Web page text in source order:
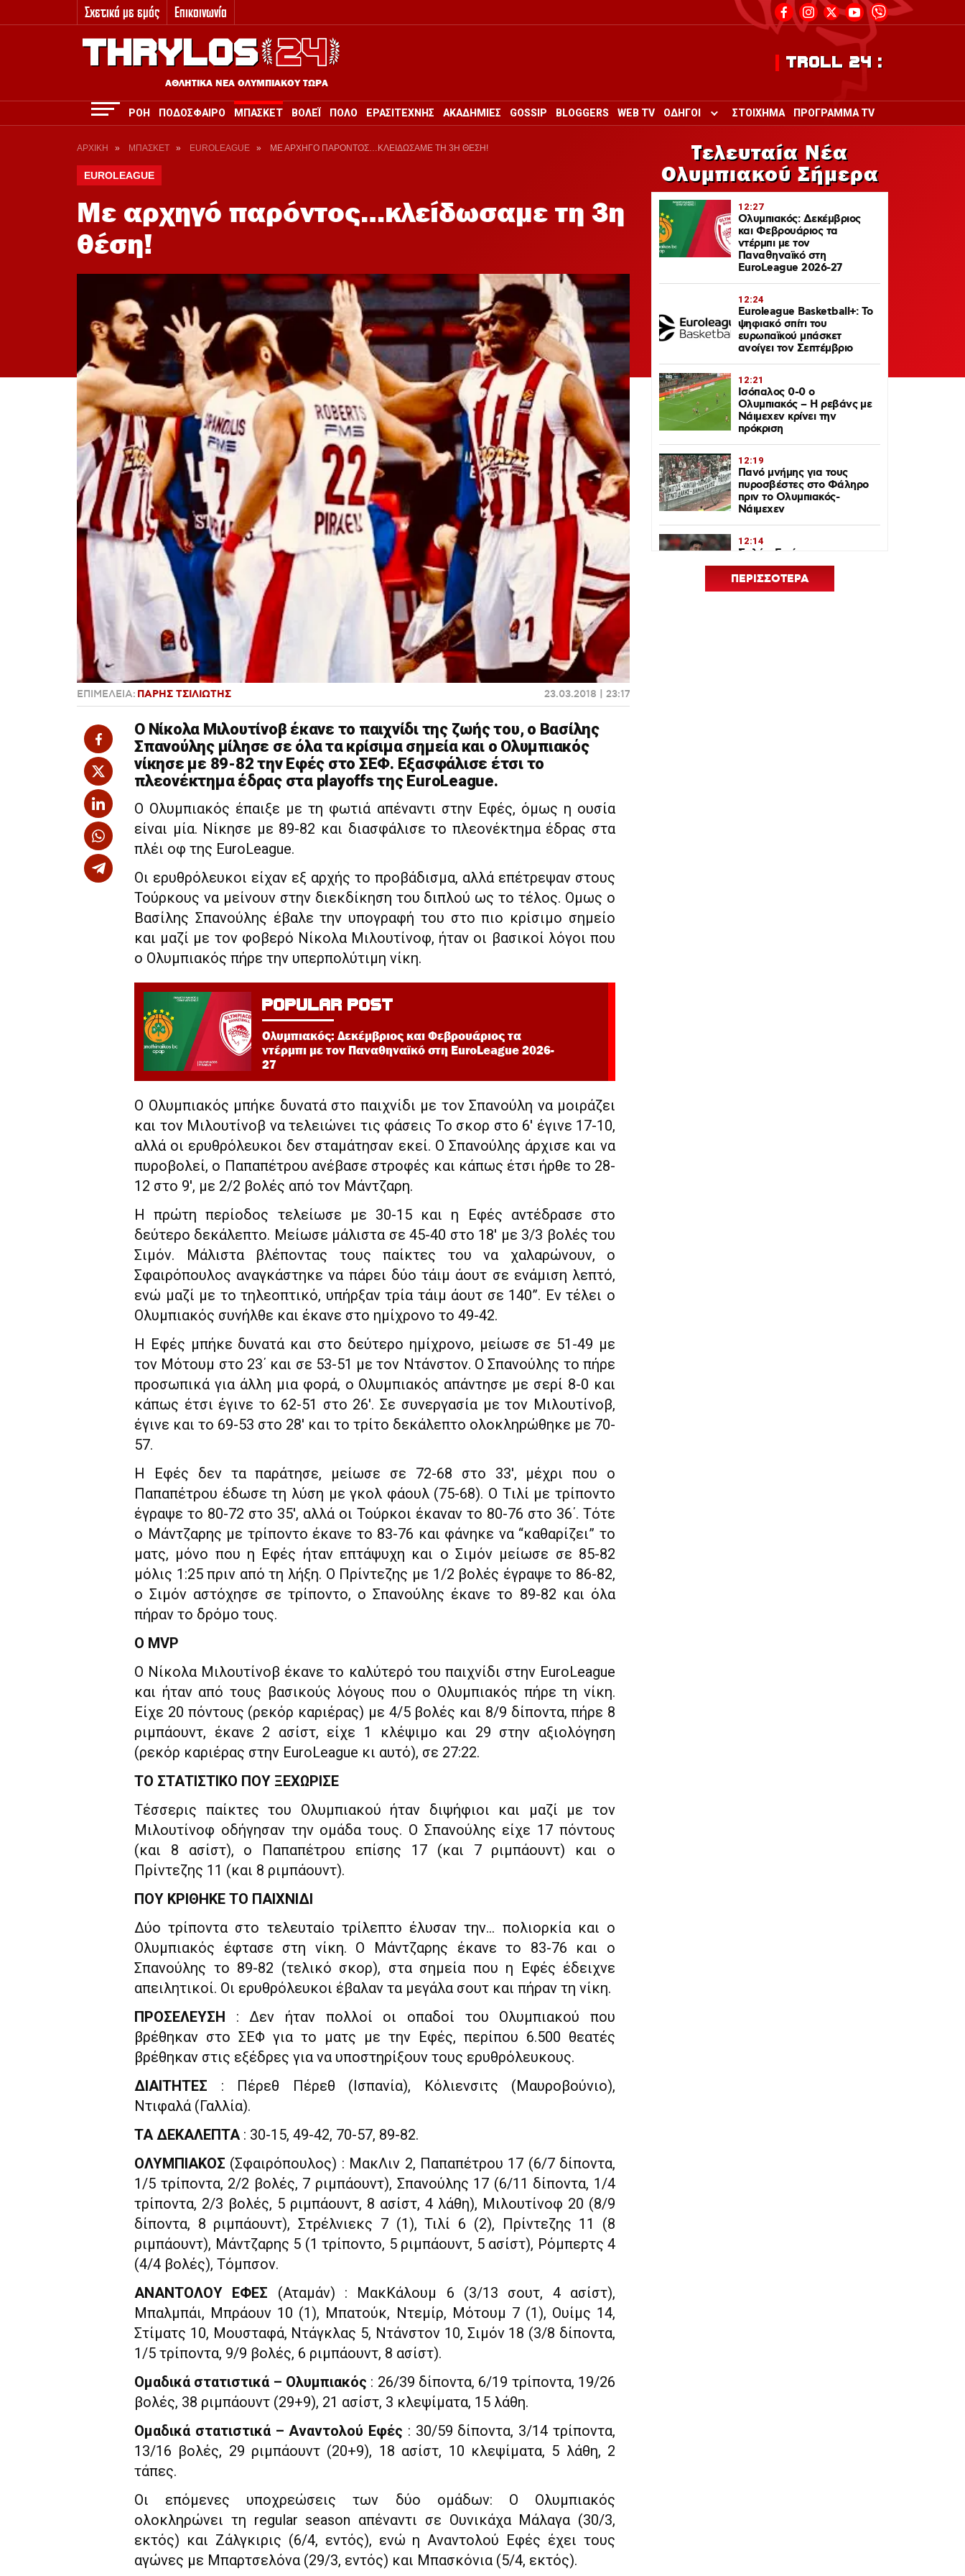
Σχετικά με εμάς Επικοινωνία
ΑΘΛΗΤΙΚΑ ΝΕΑ ΟΛΥΜΠΙΑΚΟΥ ΤΩΡΑ
TROLL 24 :
ΡΟΗ ΠΟΔΟΣΦΑΙΡΟ ΜΠΑΣΚΕΤ ΒΟΛΕΪ ΠΟΛΟ ΕΡΑΣΙΤΕΧΝΗΣ ΑΚΑΔΗΜΙΕΣ GOSSIP BLOGGERS WEB TV
ΟΔΗΓΟΙ
Toggle submenu for ΟΔΗΓΟΙ
ΣΤΟΙΧΗΜΑ ΠΡΟΓΡΑΜΜΑ TV
ΑΡΧΙΚΗ » ΜΠΑΣΚΕΤ » EUROLEAGUE » ΜΕ ΑΡΧΗΓΟ ΠΑΡΟΝΤΟΣ…ΚΛΕΙΔΩΣΑΜΕ ΤΗ 3Η ΘΕΣΗ!
EUROLEAGUE
Με αρχηγό παρόντος…κλείδωσαμε τη 3η
θέση!
ΕΠΙΜΕΛΕΙΑ: ΠΑΡΗΣ ΤΣΙΛΙΩΤΗΣ 23.03.2018 | 23:17
Ο Νίκολα Μιλουτίνοβ έκανε το παιχνίδι της ζωής του, ο Βασίλης
Σπανούλης μίλησε σε όλα τα κρίσιμα σημεία και ο Ολυμπιακός
νίκησε με 89-82 την Εφές στο ΣΕΦ. Εξασφάλισε έτσι το
πλεονέκτημα έδρας στα playoffs της EuroLeague.
Ο Ολυμπιακός έπαιξε με τη φωτιά απέναντι στην Εφές, όμως η ουσία
είναι μία. Νίκησε με 89-82 και διασφάλισε το πλεονέκτημα έδρας στα
πλέι οφ της EuroLeague.
Οι ερυθρόλευκοι είχαν εξ αρχής το προβάδισμα, αλλά επέτρεψαν στους
Τούρκους να μείνουν στην διεκδίκηση του διπλού ως το τέλος. Ομως ο
Βασίλης Σπανούλης έβαλε την υπογραφή του στο πιο κρίσιμο σημείο
και μαζί με τον φοβερό Νίκολα Μιλουτίνοφ, ήταν οι βασικοί λόγοι που
ο Ολυμπιακός πήρε την υπερπολύτιμη νίκη.
POPULAR POST
Ολυμπιακός: Δεκέμβριος και Φεβρουάριος τα
ντέρμπι με τον Παναθηναϊκό στη EuroLeague 2026-
27
Ο Ολυμπιακός μπήκε δυνατά στο παιχνίδι με τον Σπανούλη να μοιράζει
και τον Μιλουτίνοβ να τελειώνει τις φάσεις Το σκορ στο 6′ έγινε 17-10,
αλλά οι ερυθρόλευκοι δεν σταμάτησαν εκεί. Ο Σπανούλης άρχισε και να
πυροβολεί, ο Παπαπέτρου ανέβασε στροφές και κάπως έτσι ήρθε το 28-
12 στο 9′, με 2/2 βολές από τον Μάντζαρη.
Η πρώτη περίοδος τελείωσε με 30-15 και η Εφές αντέδρασε στο
δεύτερο δεκάλεπτο. Μείωσε μάλιστα σε 45-40 στο 18′ με 3/3 βολές του
Σιμόν. Μάλιστα βλέποντας τους παίκτες του να χαλαρώνουν, ο
Σφαιρόπουλος αναγκάστηκε να πάρει δύο τάιμ άουτ σε ενάμιση λεπτό,
ενώ μαζί με το τηλεοπτικό, υπήρξαν τρία τάιμ άουτ σε 140”. Εν τέλει ο
Ολυμπιακός συνήλθε και έκανε στο ημίχρονο το 49-42.
Η Εφές μπήκε δυνατά και στο δεύτερο ημίχρονο, μείωσε σε 51-49 με
τον Μότουμ στο 23΄ και σε 53-51 με τον Ντάνστον. Ο Σπανούλης το πήρε
προσωπικά για άλλη μια φορά, ο Ολυμπιακός απάντησε με σερί 8-0 και
κάπως έτσι έγινε το 62-51 στο 26′. Σε συνεργασία με τον Μιλουτίνοβ,
έγινε και το 69-53 στο 28′ και το τρίτο δεκάλεπτο ολοκληρώθηκε με 70-
57.
Η Εφές δεν τα παράτησε, μείωσε σε 72-68 στο 33′, μέχρι που ο
Παπαπέτρου έδωσε τη λύση με γκολ φάουλ (75-68). O Tιλί με τρίποντο
έγραψε το 80-72 στο 35′, αλλά οι Τούρκοι έκαναν το 80-76 στο 36΄. Τότε
ο Μάντζαρης με τρίποντο έκανε το 83-76 και φάνηκε να “καθαρίζει” το
ματς, μόνο που η Εφές ήταν επτάψυχη και ο Σιμόν μείωσε σε 85-82
μόλις 1:25 πριν από τη λήξη. Ο Πρίντεζης με 1/2 βολές έγραψε το 86-82,
ο Σιμόν αστόχησε σε τρίποντο, ο Σπανούλης έκανε το 89-82 και όλα
πήραν το δρόμο τους.
Ο MVP
Ο Νίκολα Μιλουτίνοβ έκανε το καλύτερό του παιχνίδι στην EuroLeague
και ήταν από τους βασικούς λόγους που ο Ολυμπιακός πήρε τη νίκη.
Είχε 20 πόντους (ρεκόρ καριέρας) με 4/5 βολές και 8/9 δίποντα, πήρε 8
ριμπάουντ, έκανε 2 ασίστ, είχε 1 κλέψιμο και 29 στην αξιολόγηση
(ρεκόρ καριέρας στην EuroLeague κι αυτό), σε 27:22.
ΤΟ ΣΤΑΤΙΣΤΙΚΟ ΠΟΥ ΞΕΧΩΡΙΣΕ
Τέσσερις παίκτες του Ολυμπιακού ήταν διψήφιοι και μαζί με τον
Μιλουτίνοφ οδήγησαν την ομάδα τους. Ο Σπανούλης είχε 17 πόντους
(και 8 ασίστ), ο Παπαπέτρου επίσης 17 (και 7 ριμπάουντ) και ο
Πρίντεζης 11 (και 8 ριμπάουντ).
ΠΟΥ ΚΡΙΘΗΚΕ ΤΟ ΠΑΙΧΝΙΔΙ
Δύο τρίποντα στο τελευταίο τρίλεπτο έλυσαν την… πολιορκία και ο
Ολυμπιακός έφτασε στη νίκη. Ο Μάντζαρης έκανε το 83-76 και ο
Σπανούλης το 89-82 (τελικό σκορ), στα σημεία που η Εφές έδειχνε
απειλητικοί. Οι ερυθρόλευκοι έβαλαν τα μεγάλα σουτ και πήραν τη νίκη.
ΠΡΟΣΕΛΕΥΣΗ : Δεν ήταν πολλοί οι οπαδοί του Ολυμπιακού που
βρέθηκαν στο ΣΕΦ για το ματς με την Εφές, περίπου 6.500 θεατές
βρέθηκαν στις εξέδρες για να υποστηρίξουν τους ερυθρόλευκους.
ΔΙΑΙΤΗΤΕΣ : Πέρεθ Πέρεθ (Ισπανία), Κόλιενσιτς (Μαυροβούνιο),
Ντιφαλά (Γαλλία).
ΤΑ ΔΕΚΑΛΕΠΤΑ: 30-15, 49-42, 70-57, 89-82.
ΟΛΥΜΠΙΑΚΟΣ (Σφαιρόπουλος) : ΜακΛιν 2, Παπαπέτρου 17 (6/7 δίποντα,
1/5 τρίποντα, 2/2 βολές, 7 ριμπάουντ), Σπανούλης 17 (6/11 δίποντα, 1/4
τρίποντα, 2/3 βολές, 5 ριμπάουντ, 8 ασίστ, 4 λάθη), Μιλουτίνοφ 20 (8/9
δίποντα, 8 ριμπάουντ), Στρέλνιεκς 7 (1), Τιλί 6 (2), Πρίντεζης 11 (8
ριμπάουντ), Μάντζαρης 5 (1 τρίποντο, 5 ριμπάουντ, 5 ασίστ), Ρόμπερτς 4
(4/4 βολές), Τόμπσον.
ΑΝΑΝΤΟΛΟΥ ΕΦΕΣ (Αταμάν) : ΜακΚάλουμ 6 (3/13 σουτ, 4 ασίστ),
Μπαλμπάι, Μπράουν 10 (1), Μπατούκ, Ντεμίρ, Μότουμ 7 (1), Ουίμς 14,
Στίματς 10, Μουσταφά, Ντάγκλας 5, Ντάνστον 10, Σιμόν 18 (3/8 δίποντα,
1/5 τρίποντα, 9/9 βολές, 6 ριμπάουντ, 8 ασίστ).
Ομαδικά στατιστικά – Ολυμπιακός : 26/39 δίποντα, 6/19 τρίποντα, 19/26
βολές, 38 ριμπάουντ (29+9), 21 ασίστ, 3 κλεψίματα, 15 λάθη.
Ομαδικά στατιστικά – Αναντολού Εφές : 30/59 δίποντα, 3/14 τρίποντα,
13/16 βολές, 29 ριμπάουντ (20+9), 18 ασίστ, 10 κλεψίματα, 5 λάθη, 2
τάπες.
Οι επόμενες υποχρεώσεις των δύο ομάδων: Ο Ολυμπιακός
ολοκληρώνει τη regular season απέναντι σε Ουνικάχα Μάλαγα (30/3,
εκτός) και Ζάλγκιρις (6/4, εντός), ενώ η Αναντολού Εφές έχει τους
αγώνες με Μπαρτσελόνα (29/3, εντός) και Μπασκόνια (5/4, εκτός).
Τελευταία Νέα
Ολυμπιακού Σήμερα
12:27
Ολυμπιακός: Δεκέμβριος
και Φεβρουάριος τα
ντέρμπι με τον
Παναθηναϊκό στη
EuroLeague 2026-27
12:24
Euroleague Basketball+: Το
ψηφιακό σπίτι του
ευρωπαϊκού μπάσκετ
ανοίγει τον Σεπτέμβριο
12:21
Ισόπαλος 0-0 ο
Ολυμπιακός – Η ρεβάνς με
Νάιμεχεν κρίνει την
πρόκριση
12:19
Πανό μνήμης για τους
πυροσβέστες στο Φάληρο
πριν το Ολυμπιακός-
Νάιμεχεν
12:14
Σαλάχ-Εντίν στον
Ολυμπιακό: Επικοινώνησε
με Ελ Κααμπί και
Μεντιλίμπαρ
ΠΕΡΙΣΣΟΤΕΡΑ